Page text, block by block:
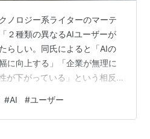
ノロジー系ライターのマーテ
２種類の異なるAIユーザーが
らしい。同氏によると「AIの
に向上する」「企業が無理に
が下がっている」という相反
組み、ターミナルでClaude
ソフトウェア系タスクでAIを
#AI #ユーザー